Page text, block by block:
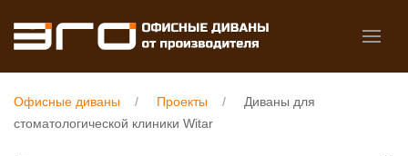
Офисные диваны Проекты
Диваны для
стоматологической клиники Witar